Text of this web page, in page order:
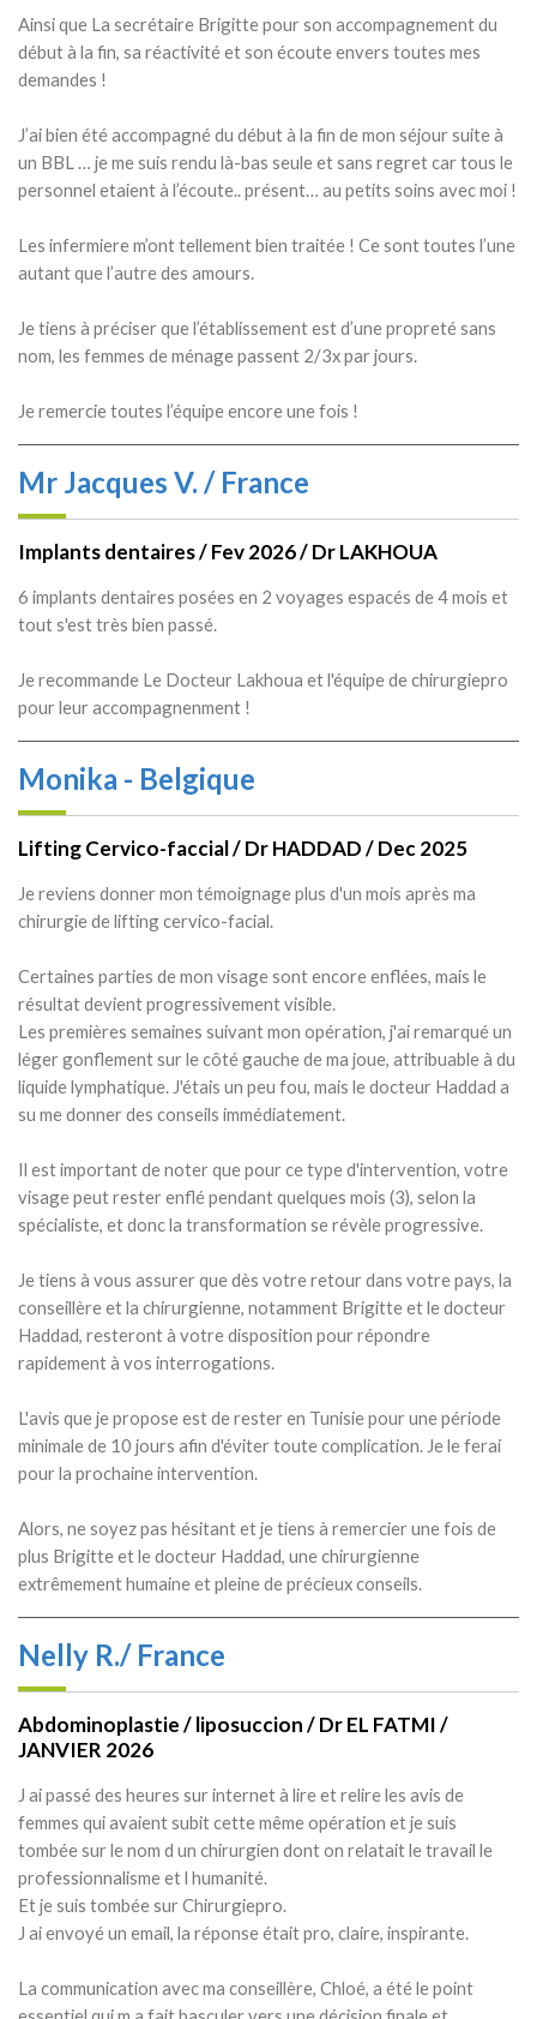
Ainsi que La secrétaire Brigitte pour son accompagnement du
début à la fin, sa réactivité et son écoute envers toutes mes
demandes !
J’ai bien été accompagné du début à la fin de mon séjour suite à
un BBL … je me suis rendu là-bas seule et sans regret car tous le
personnel etaient à l’écoute.. présent… au petits soins avec moi !
Les infermiere m’ont tellement bien traitée ! Ce sont toutes l’une
autant que l’autre des amours.
Je tiens à préciser que l’établissement est d’une propreté sans
nom, les femmes de ménage passent 2/3x par jours.
Je remercie toutes l’équipe encore une fois !
Mr Jacques V. / France
Implants dentaires / Fev 2026 / Dr LAKHOUA
6 implants dentaires posées en 2 voyages espacés de 4 mois et
tout s'est très bien passé.
Je recommande Le Docteur Lakhoua et l'équipe de chirurgiepro
pour leur accompagnenment !
Monika - Belgique
Lifting Cervico-faccial / Dr HADDAD / Dec 2025
Je reviens donner mon témoignage plus d'un mois après ma
chirurgie de lifting cervico-facial.
Certaines parties de mon visage sont encore enflées, mais le
résultat devient progressivement visible.
Les premières semaines suivant mon opération, j'ai remarqué un
léger gonflement sur le côté gauche de ma joue, attribuable à du
liquide lymphatique. J'étais un peu fou, mais le docteur Haddad a
su me donner des conseils immédiatement.
Il est important de noter que pour ce type d'intervention, votre
visage peut rester enflé pendant quelques mois (3), selon la
spécialiste, et donc la transformation se révèle progressive.
Je tiens à vous assurer que dès votre retour dans votre pays, la
conseillère et la chirurgienne, notamment Brigitte et le docteur
Haddad, resteront à votre disposition pour répondre
rapidement à vos interrogations.
L'avis que je propose est de rester en Tunisie pour une période
minimale de 10 jours afin d'éviter toute complication. Je le ferai
pour la prochaine intervention.
Alors, ne soyez pas hésitant et je tiens à remercier une fois de
plus Brigitte et le docteur Haddad, une chirurgienne
extrêmement humaine et pleine de précieux conseils.
Nelly R./ France
Abdominoplastie / liposuccion / Dr EL FATMI /
JANVIER 2026
J ai passé des heures sur internet à lire et relire les avis de
femmes qui avaient subit cette même opération et je suis
tombée sur le nom d un chirurgien dont on relatait le travail le
professionnalisme et l humanité.
Et je suis tombée sur Chirurgiepro.
J ai envoyé un email, la réponse était pro, claire, inspirante.
La communication avec ma conseillère, Chloé, a été le point